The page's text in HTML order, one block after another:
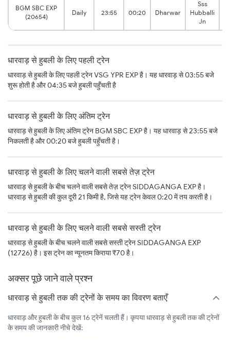
BGM SBC EXP
(20654)
Daily 23:55 00:20 Dharwar
Sss
Hubballi
Jn
धारवाड़ से हुबली के लिए पहली ट्रेन
धारवाड़ से हुबली के लिए पहली ट्रेन VSG YPR EXP है। यह धारवाड़ से 03:55 बजे
शुरू होती है और 04:35 बजे हुबली पहुँचती है
धारवाड़ से हुबली के लिए अंतिम ट्रेन
धारवाड़ से हुबली के लिए अंतिम ट्रेन BGM SBC EXP है। यह धारवाड़ से 23:55 बजे
निकलती है और 00:20 बजे हुबली पहुँचती है।
धारवाड़ से हुबली के लिए चलने वाली सबसे तेज़ ट्रेन
धारवाड़ से हुबली के बीच चलने वाली सबसे तेज़ ट्रेन SIDDAGANGA EXP है।
धारवाड़ से हुबली की कुल दूरी 21 किमी है, जिसे यह ट्रेन केवल 0:20 में तय करती है।
धारवाड़ से हुबली के लिए चलने वाली सबसे सस्ती ट्रेन
धारवाड़ से हुबली के बीच चलने वाली सबसे सस्ती ट्रेन SIDDAGANGA EXP
(12726) है। इस ट्रेन का न्यूनतम किराया ₹70 है।
अक्सर पूछे जाने वाले प्रश्न
धारवाड़ से हुबली तक की ट्रेनों के समय का विवरण बताएँ
धारवाड़ और हुबली के बीच कुल 16 ट्रेनें चलती हैं। कृपया धारवाड़ से हुबली तक की ट्रेनों
के समय की जानकारी नीचे देखें: